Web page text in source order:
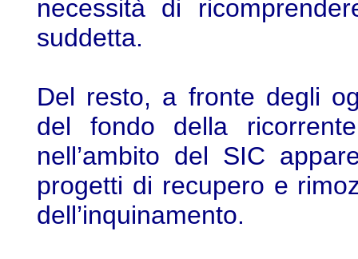
necessità di
suddetta.
Del resto, a fronte degli
del fondo della
nell’ambito del SIC
progetti di recupero e
dell’inquinamento.